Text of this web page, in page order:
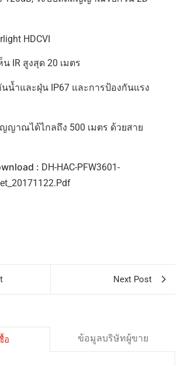
HDCVI
IR สูงสุด 20 เมตร
น้ำและฝุ่น IP67 และการป้องกันแรง
ญาณได้ไกลถึง 500 เมตร ด้วยสาย
: DH-HAC-PFW3601-
Next Post
อ ข้อมูลบริษัทผู้ขาย